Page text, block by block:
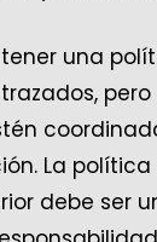
una
La
debe ser